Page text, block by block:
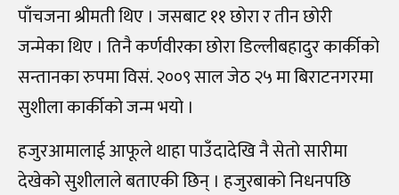
पाँचजना श्रीमती थिए । जसबाट ११ छोरा र तीन छोरी
जन्मेका थिए । तिनै कर्णवीरका छोरा डिल्लीबहादुर कार्कीको
सन्तानका रुपमा विसं. २००९ साल जेठ २५ मा बिराटनगरमा
सुशीला कार्कीको जन्म भयो ।
हजुरआमालाई आफूले थाहा पाउँदादेखि नै सेतो सारीमा
देखेको सुशीलाले बताएकी छिन् । हजुरबाको निधनपछि